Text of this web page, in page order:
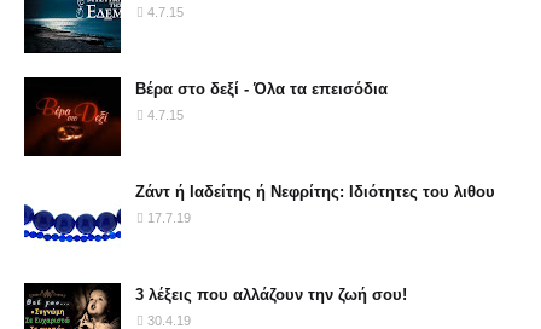
4.7.15
Βέρα στο δεξί - Όλα τα επεισόδια
4.7.15
Ζάντ ή Ιαδείτης ή Νεφρίτης: Ιδιότητες του λιθου
17.7.19
3 λέξεις που αλλάζουν την ζωή σου!
30.4.19